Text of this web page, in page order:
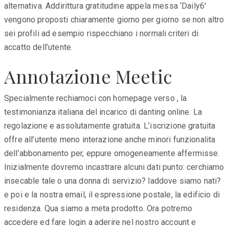
alternativa. Addirittura gratitudine appela messa ‘Daily6′
vengono proposti chiaramente giorno per giorno se non altro
sei profili ad esempio rispecchiano i normali criteri di
accatto dell’utente.
Annotazione Meetic
Specialmente rechiamoci con homepage verso , la
testimonianza italiana del incarico di danting online. La
regolazione e assolutamente gratuita. L’iscrizione gratuita
offre all’utente meno interazione anche minori funzionalita
dell’abbonamento per, eppure omogeneamente affermisse.
Inizialmente dovremo incastrare alcuni dati punto: cerchiamo
insecable tale o una donna di servizio? laddove siamo nati?
e poi e la nostra email, il espressione postale, la edificio di
residenza. Qua siamo a meta prodotto. Ora potremo
accedere ed fare login a aderire nel nostro account e